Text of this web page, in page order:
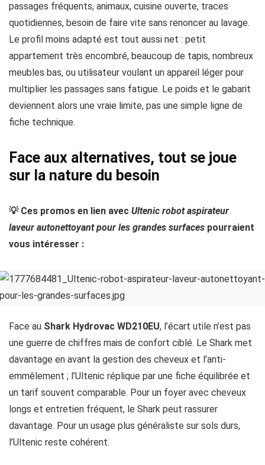
passages fréquents, animaux, cuisine ouverte, traces
quotidiennes, besoin de faire vite sans renoncer au lavage.
Le profil moins adapté est tout aussi net : petit
appartement très encombré, beaucoup de tapis, nombreux
meubles bas, ou utilisateur voulant un appareil léger pour
multiplier les passages sans fatigue. Le poids et le gabarit
deviennent alors une vraie limite, pas une simple ligne de
fiche technique.
Face aux alternatives, tout se joue
sur la nature du besoin
💡 Ces promos en lien avec Ultenic robot aspirateur
laveur autonettoyant pour les grandes surfaces pourraient
vous intéresser :
Face au Shark Hydrovac WD210EU, l’écart utile n’est pas
une guerre de chiffres mais de confort ciblé. Le Shark met
davantage en avant la gestion des cheveux et l’anti-
emmêlement ; l’Ultenic réplique par une fiche équilibrée et
un tarif souvent comparable. Pour un foyer avec cheveux
longs et entretien fréquent, le Shark peut rassurer
davantage. Pour un usage plus généraliste sur sols durs,
l’Ultenic reste cohérent.